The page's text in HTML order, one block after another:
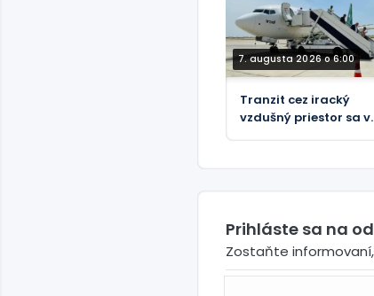
7. augusta 2026 o 6:00
Tranzit cez iracký
vzdušný priestor sa v
Prihláste sa na
Zostaňte